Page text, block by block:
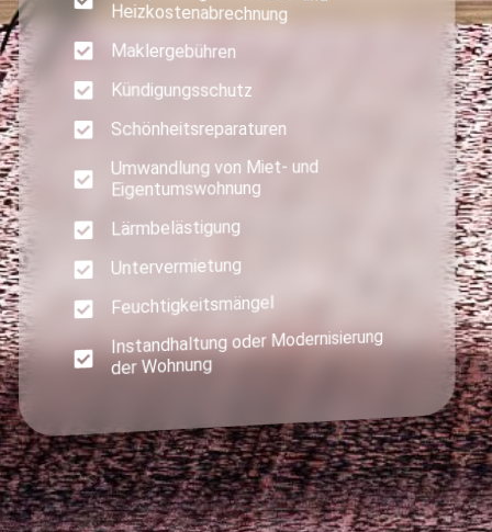
Heizkostenabrechnung
Maklergebühren
Kündigungsschutz
Schönheitsreparaturen
Umwandlung von Miet- und
Eigentumswohnung
Lärmbelästigung
Untervermietung
Feuchtigkeitsmängel
Instandhaltung oder Modernisierung
der Wohnung